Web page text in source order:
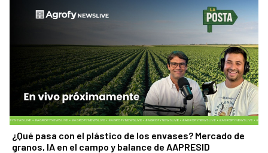
¿Qué pasa con el plástico de los envases? Mercado de
granos, IA en el campo y balance de AAPRESID